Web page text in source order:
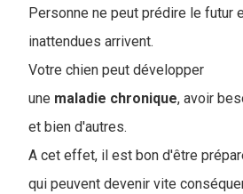
Personne ne peut prédire le futur
inattendues arrivent.
Votre chien peut développer
une maladie chronique, avoir
et bien d'autres.
A cet effet, il est bon d'être
qui peuvent devenir vite